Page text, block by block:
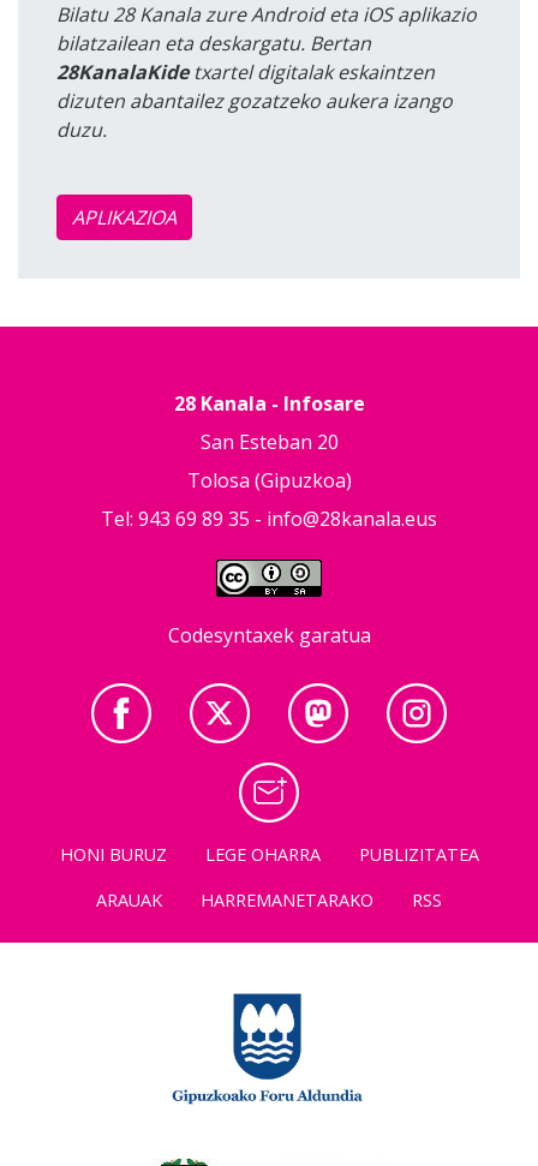
Bilatu 28 Kanala zure Android eta iOS aplikazio
bilatzailean eta deskargatu. Bertan
28KanalaKidetxartel digitalak eskaintzen
dizuten abantailez gozatzeko aukera izango
duzu.
APLIKAZIOA
28 Kanala - Infosare
San Esteban 20
Tolosa (Gipuzkoa)
Tel: 943 69 89 35 - info@28kanala.eus
Codesyntaxek garatua
HONI BURUZ LEGE OHARRA
PUBLIZITATEA
ARAUAK
HARREMANETARAKO RSS